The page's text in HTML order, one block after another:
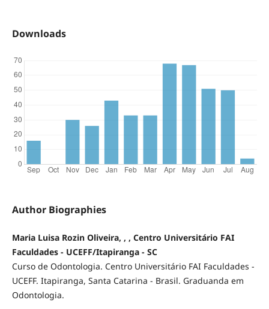
Downloads
Author Biographies
Maria Luisa Rozin Oliveira, , , Centro Universitário FAI
Faculdades - UCEFF/Itapiranga - SC
Curso de Odontologia. Centro Universitário FAI Faculdades -
UCEFF. Itapiranga, Santa Catarina - Brasil. Graduanda em
Odontologia.